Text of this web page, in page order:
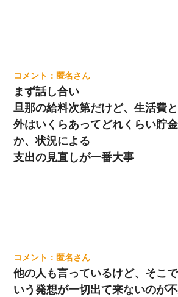
匿名
まず話し合い
旦那の給料次第だけど、生活費
外はいくらあってどれくらい貯
か、状況による
支出の見直しが一番大事
匿名
他の人も言っているけど、そこ
いう発想が一切出て来ないのが不